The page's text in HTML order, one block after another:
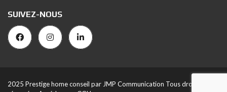
SUIVEZ-NOUS
2025 Prestige home conseil par JMP Communication Tous droits